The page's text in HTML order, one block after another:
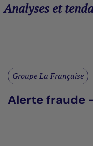
Analyses et
Groupe La Française
Alerte fraude